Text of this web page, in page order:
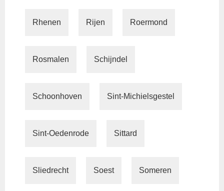
Rhenen Rijen Roermond
Rosmalen Schijndel
Schoonhoven Sint-Michielsgestel
Sint-Oedenrode Sittard
Sliedrecht Soest Someren